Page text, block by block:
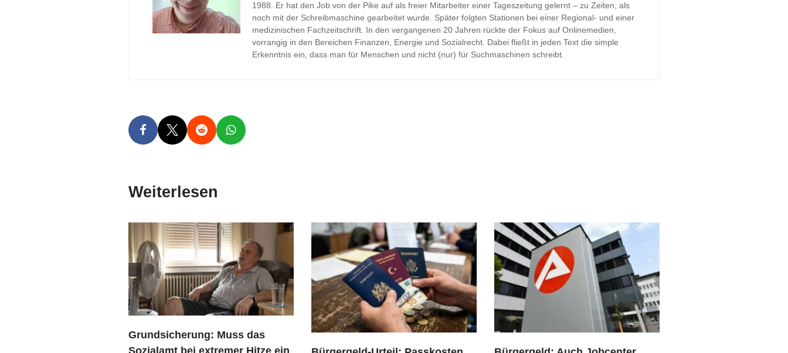
1988. Er hat den Job von der Pike auf als freier Mitarbeiter einer Tageszeitung gelernt – zu Zeiten, als
noch mit der Schreibmaschine gearbeitet wurde. Später folgten Stationen bei einer Regional- und einer
medizinischen Fachzeitschrift. In den vergangenen 20 Jahren rückte der Fokus auf Onlinemedien,
vorrangig in den Bereichen Finanzen, Energie und Sozialrecht. Dabei fließt in jeden Text die simple
Erkenntnis ein, dass man für Menschen und nicht (nur) für Suchmaschinen schreibt.
Weiterlesen
Grundsicherung: Muss das